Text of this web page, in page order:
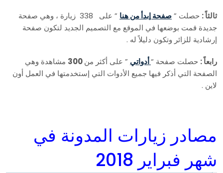
ثالثاً : حصلت ”صفحة إبدأ من هنا
” على 338 زيارة ، وهي صفحة
جديدة قمت بوضعها في الموقع مع التصميم الجديد لتكون صفحة
إرشادية للزائر وتكون دليلاً له .
رابعاً : حصلت صفحة “أدواتي ” على أكثر من
مشاهدة وهي
الصفحة التي أذكر فيها جميع الأدوات التي إستخدمتها في العمل أون
لاين .
مصادر زيارات المدونة في
شهر فبراير 2018